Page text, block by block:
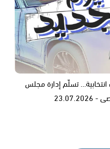
تسلّم إدارة مجلس